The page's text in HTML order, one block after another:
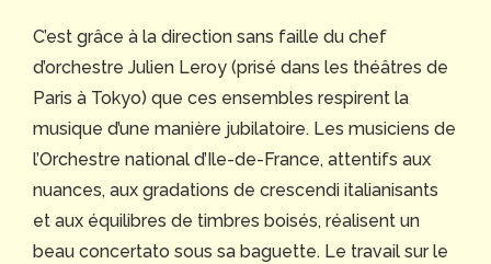
C’est grâce à la direction sans faille du chef
d’orchestre Julien Leroy (prisé dans les théâtres de
Paris à Tokyo) que ces ensembles respirent la
musique d’une manière jubilatoire. Les musiciens de
l’Orchestre national d’Ile-de-France, attentifs aux
nuances, aux gradations de crescendi italianisants
et aux équilibres de timbres boisés, réalisent un
beau concertato sous sa baguette. Le travail sur le